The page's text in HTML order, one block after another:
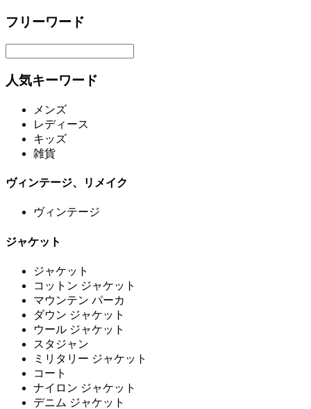
フリーワード
人気キーワード
メンズ
レディース
キッズ
雑貨
ヴィンテージ、リメイク
ヴィンテージ
ジャケット
ジャケット
コットン ジャケット
マウンテン パーカ
ダウン ジャケット
ウール ジャケット
スタジャン
ミリタリー ジャケット
コート
ナイロン ジャケット
デニム ジャケット